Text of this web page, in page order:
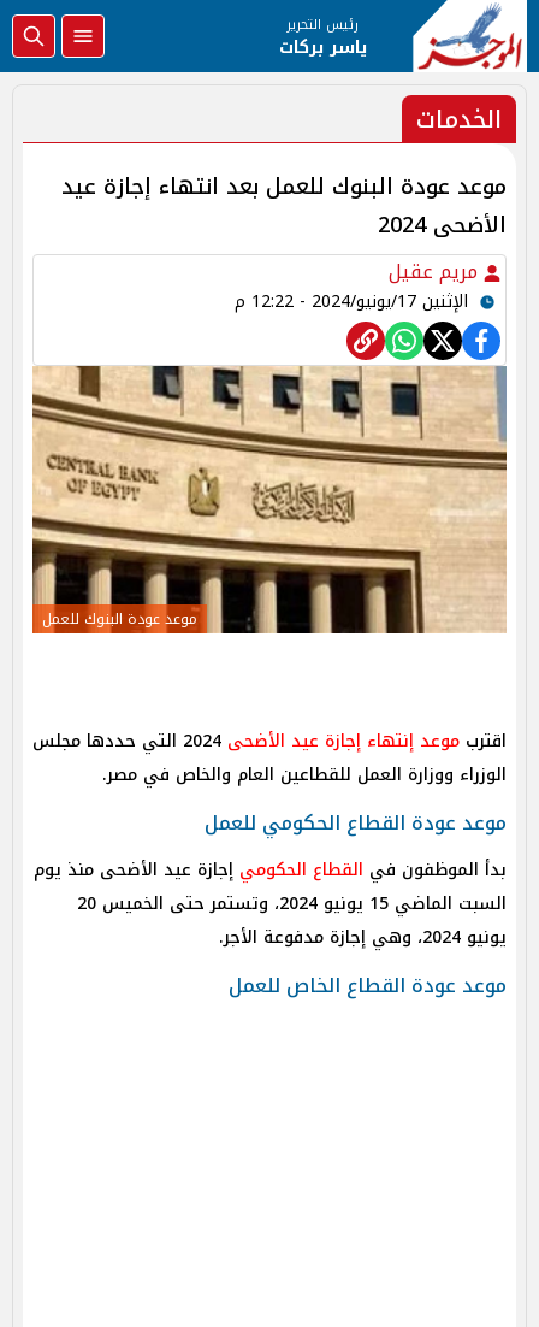
رئيس التحرير
ياسر بركات
الخدمات
موعد عودة البنوك للعمل بعد انتهاء إجازة عيد
الأضحى 2024
مريم عقيل
الإثنين 17/يونيو/2024 - 12:22 م
موعد عودة البنوك للعمل
اقترب موعد إنتهاء إجازة عيد الأضحى
2024 التي حددها مجلس
الوزراء ووزارة العمل للقطاعين العام والخاص في مصر.
موعد عودة القطاع الحكومي للعمل
بدأ الموظفون في القطاع الحكومي إجازة عيد الأضحى منذ يوم
السبت الماضي 15 يونيو 2024، وتستمر حتى الخميس 20
يونيو 2024، وهي إجازة مدفوعة الأجر.
موعد عودة القطاع الخاص للعمل